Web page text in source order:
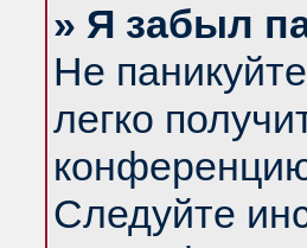
» Я забыл
Не
легко
Следуйте